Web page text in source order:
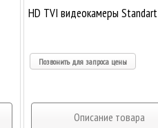
HD TVI видеокамеры Standart
Позвонить для запроса цены
Описание товара